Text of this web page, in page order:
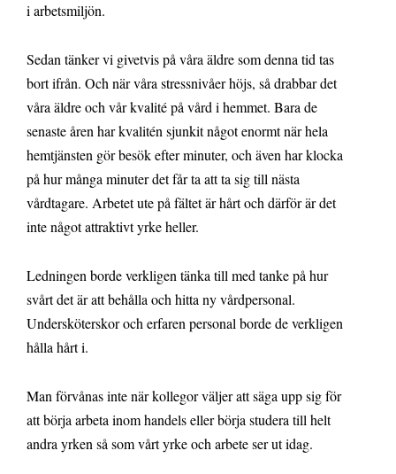
i arbetsmiljön.
Sedan tänker vi givetvis på våra äldre som denna tid tas
bort ifrån. Och när våra stressnivåer höjs, så drabbar det
våra äldre och vår kvalité på vård i hemmet. Bara de
senaste åren har kvalitén sjunkit något enormt när hela
hemtjänsten gör besök efter minuter, och även har klocka
på hur många minuter det får ta att ta sig till nästa
vårdtagare. Arbetet ute på fältet är hårt och därför är det
inte något attraktivt yrke heller.
Ledningen borde verkligen tänka till med tanke på hur
svårt det är att behålla och hitta ny vårdpersonal.
Undersköterskor och erfaren personal borde de verkligen
hålla hårt i.
Man förvånas inte när kollegor väljer att säga upp sig för
att börja arbeta inom handels eller börja studera till helt
andra yrken så som vårt yrke och arbete ser ut idag.